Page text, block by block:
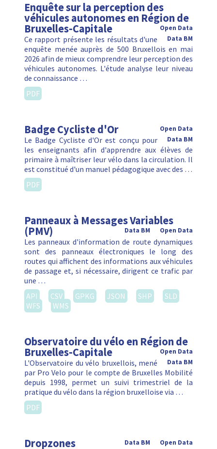
Enquête sur la perception des
véhicules autonomes en Région de
Bruxelles-Capitale
Open Data
Data BM
Ce rapport présente les résultats d'une
enquête menée auprès de 500 Bruxellois en mai
2026 afin de mieux comprendre leur perception des
véhicules autonomes. L'étude analyse leur niveau
de connaissance …
PDF
Badge Cycliste d'Or
Open Data
Data BM
Le Badge Cycliste d'Or est conçu pour
les enseignants afin d'apprendre aux élèves de
primaire à maîtriser leur vélo dans la circulation. Il
est constitué d'un manuel pédagogique avec des …
PDF
Panneaux à Messages Variables
(PMV) Open Data
Data BM
Les panneaux d'information de route dynamiques
sont des panneaux électroniques le long des
routes qui affichent des informations aux véhicules
de passage et, si nécessaire, dirigent ce trafic par
une …
API
CSV GPKG JSON SHP
SLD
WFS
WMS
Observatoire du vélo en Région de
Bruxelles-Capitale
Open Data
Data BM
L'Observatoire du vélo bruxellois, mené
par Pro Velo pour le compte de Bruxelles Mobilité
depuis 1998, permet un suivi trimestriel de la
pratique du vélo dans la région bruxelloise via …
PDF
Dropzones Open Data
Data BM